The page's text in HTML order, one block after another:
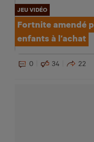
JEU VIDÉO
Fortnite amendé
enfants à l’achat
0 34 22